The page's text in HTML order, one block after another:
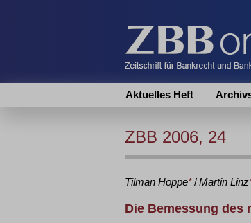
Aktuelles Heft
ZBB 2006, 24
Tilman Hoppe*/Martin Linz
Die Bemessung des